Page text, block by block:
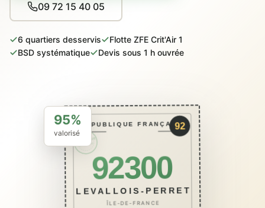
09 72 15 40 05
6 quartiers desservis
Flotte ZFE Crit'Air 1
BSD systématique
Devis sous 1 h ouvrée
RÉPUBLIQUE FRANÇAISE
92300
LEVALLOIS-PERRET
ÎLE-DE-FRANCE
PACKCAVE
ÉCO · BSD
92
95%
valorisé